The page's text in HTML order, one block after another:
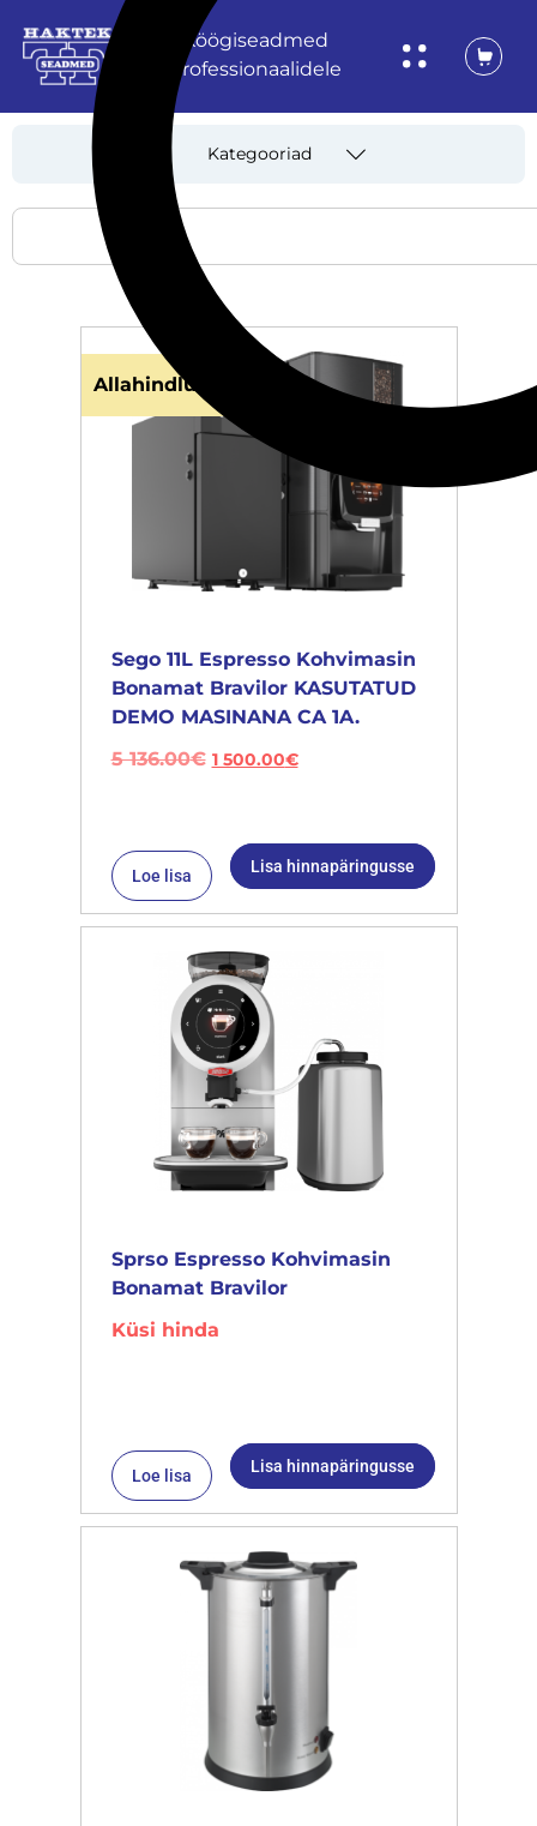
Köögiseadmed
professionaalidele
Kategooriad
Allahindlus!
Sego 11L Espresso Kohvimasin
Bonamat Bravilor KASUTATUD
DEMO MASINANA CA 1A.
5 136.00€ 1 500.00€
Loe lisa Lisa hinnapäringusse
Sprso Espresso Kohvimasin
Bonamat Bravilor
Küsi hinda
Loe lisa Lisa hinnapäringusse